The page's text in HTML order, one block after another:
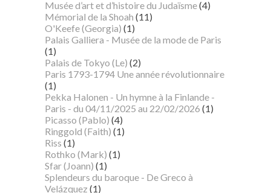
Musée d’art et d’histoire du Judaïsme(4)
Mémorial de la Shoah (11)
O'Keefe (Georgia) (1)
Palais Galliera - Musée de la mode de Paris
(1)
Palais de Tokyo (Le) (2)
Paris 1793-1794 Une année révolutionnaire
(1)
Pekka Halonen - Un hymne à la Finlande -
Paris - du 04/11/2025 au 22/02/2026 (1)
Picasso (Pablo) (4)
Ringgold (Faith) (1)
Riss (1)
Rothko (Mark) (1)
Sfar (Joann) (1)
Splendeurs du baroque - De Greco à
Velázquez (1)